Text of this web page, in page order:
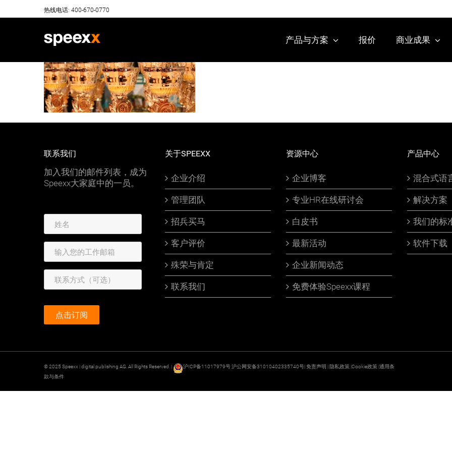
to
热线电话: 400-670-0770
产品与方案 报价 商业成果
联系我们
加入我们的邮件列表，成为
Speexx大家庭中的一员。
关于SPEEXX
企业介绍
管理团队
招兵买马
客户评价
殊荣与肯定
联系我们
资源中心
企业博客
专业HR在线研讨会
白皮书
最新活动
企业新闻动态
免费体验Speexx课程
产品中心
混合式语
解决方案
我们的标
软件下载
© 2025 Speexx | digital publishing AG. All Rights Reserved. | 沪ICP备11017979号沪公网安备31010402335740号|免责声明 |隐私政策 |Cookie政策 |通用条
款与条件